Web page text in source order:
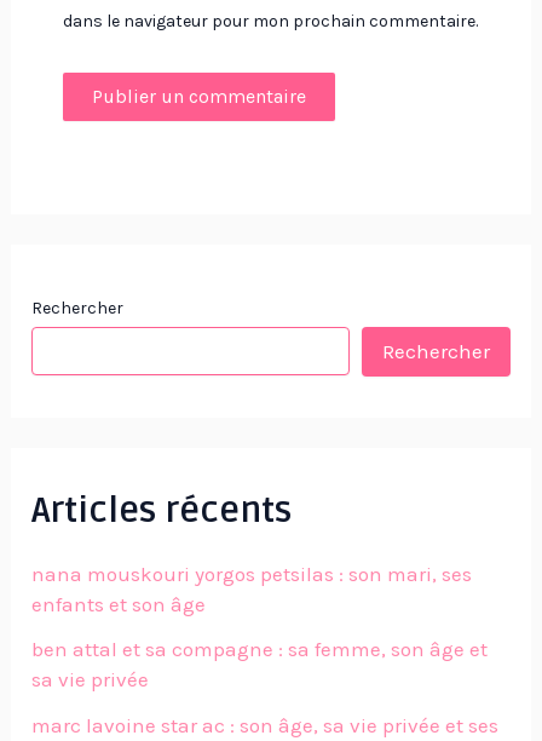
dans le navigateur pour mon prochain commentaire.
Rechercher
Rechercher
Articles récents
nana mouskouri yorgos petsilas : son mari, ses
enfants et son âge
ben attal et sa compagne : sa femme, son âge et
sa vie privée
marc lavoine star ac : son âge, sa vie privée et ses